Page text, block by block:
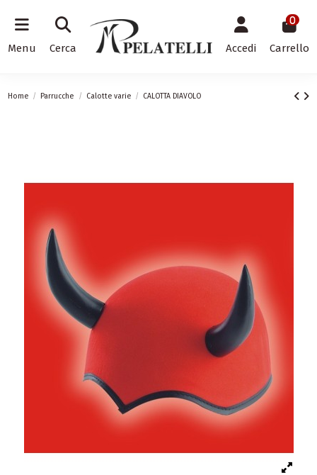
Menu Cerca Accedi
0
Carrello
Home Parrucche Calotte varie CALOTTA DIAVOLO